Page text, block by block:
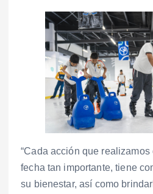
“Cada acción que
fecha tan importante, tiene
su bienestar, así como